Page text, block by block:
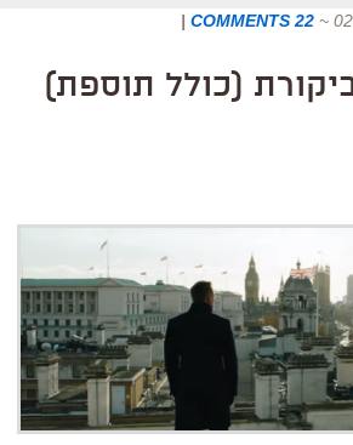
~
22 COMMENTS
|
(כולל תוספת)